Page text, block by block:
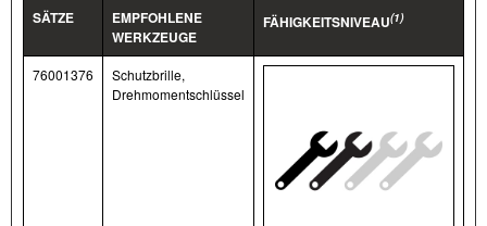
SÄTZE
EMPFOHLENE
WERKZEUGE
FÄHIGKEITSNIVEAU(1)
76001376
Schutzbrille,
Drehmomentschlüssel